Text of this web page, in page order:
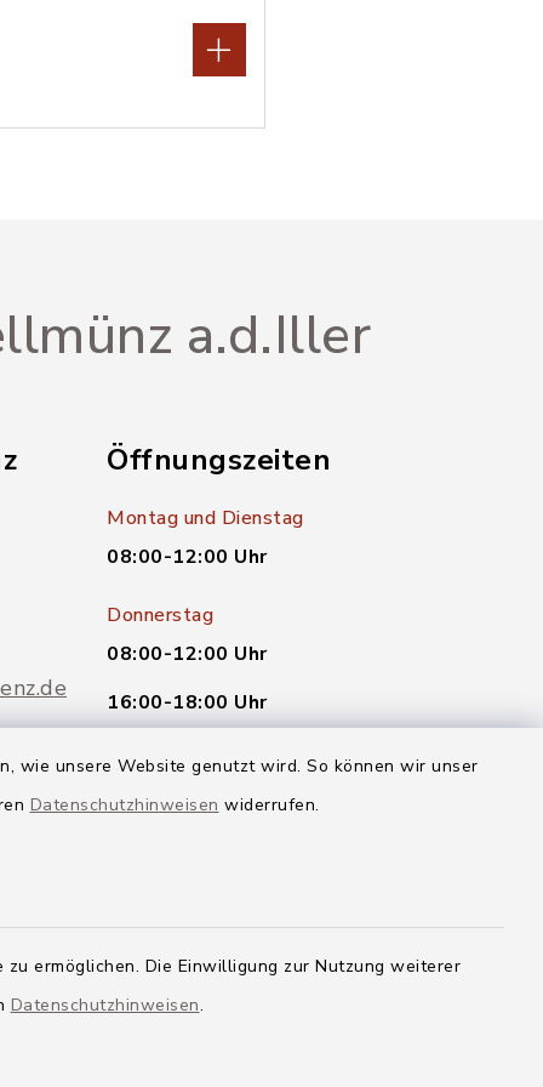
wie unsere Website genutzt wird. So können wir unser
Datenschutzhinweisen widerrufen.
ermöglichen. Die Einwilligung zur Nutzung weiterer
Datenschutzhinweisen.
a.d.Iller
Öffnungszeiten
Montag und Dienstag
08:00-12:00 Uhr
Donnerstag
08:00-12:00 Uhr
16:00-18:00 Uhr
Vereinbarung.